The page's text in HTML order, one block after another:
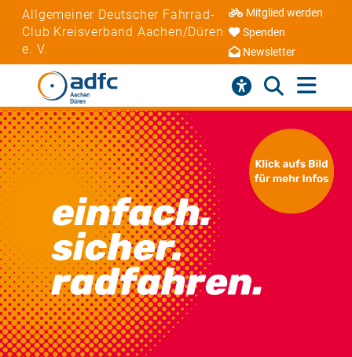
Allgemeiner Deutscher Fahrrad-
Club Kreisverband Aachen/Düren
e. V.
Mitglied werden
Spenden
Newsletter